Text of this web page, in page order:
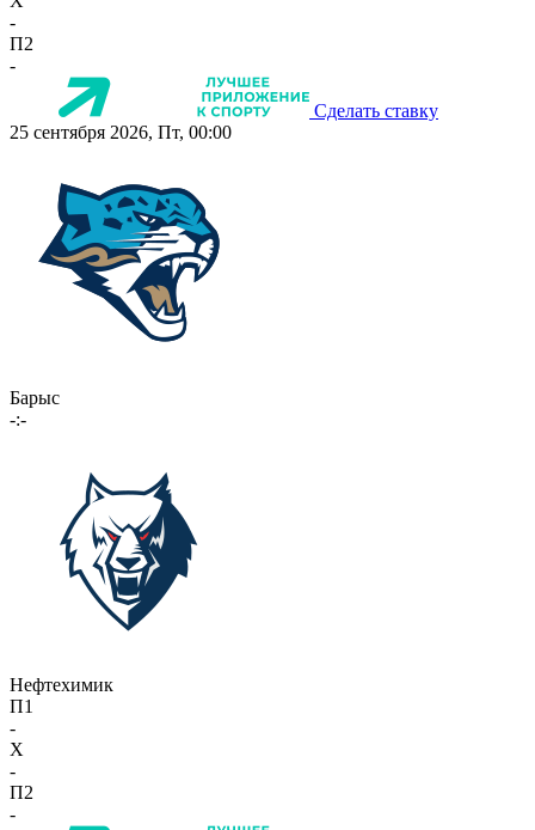
-
П2
-
Сделать ставку
25 сентября 2026, Пт, 00:00
Барыс
-:-
Нефтехимик
П1
-
X
-
П2
-